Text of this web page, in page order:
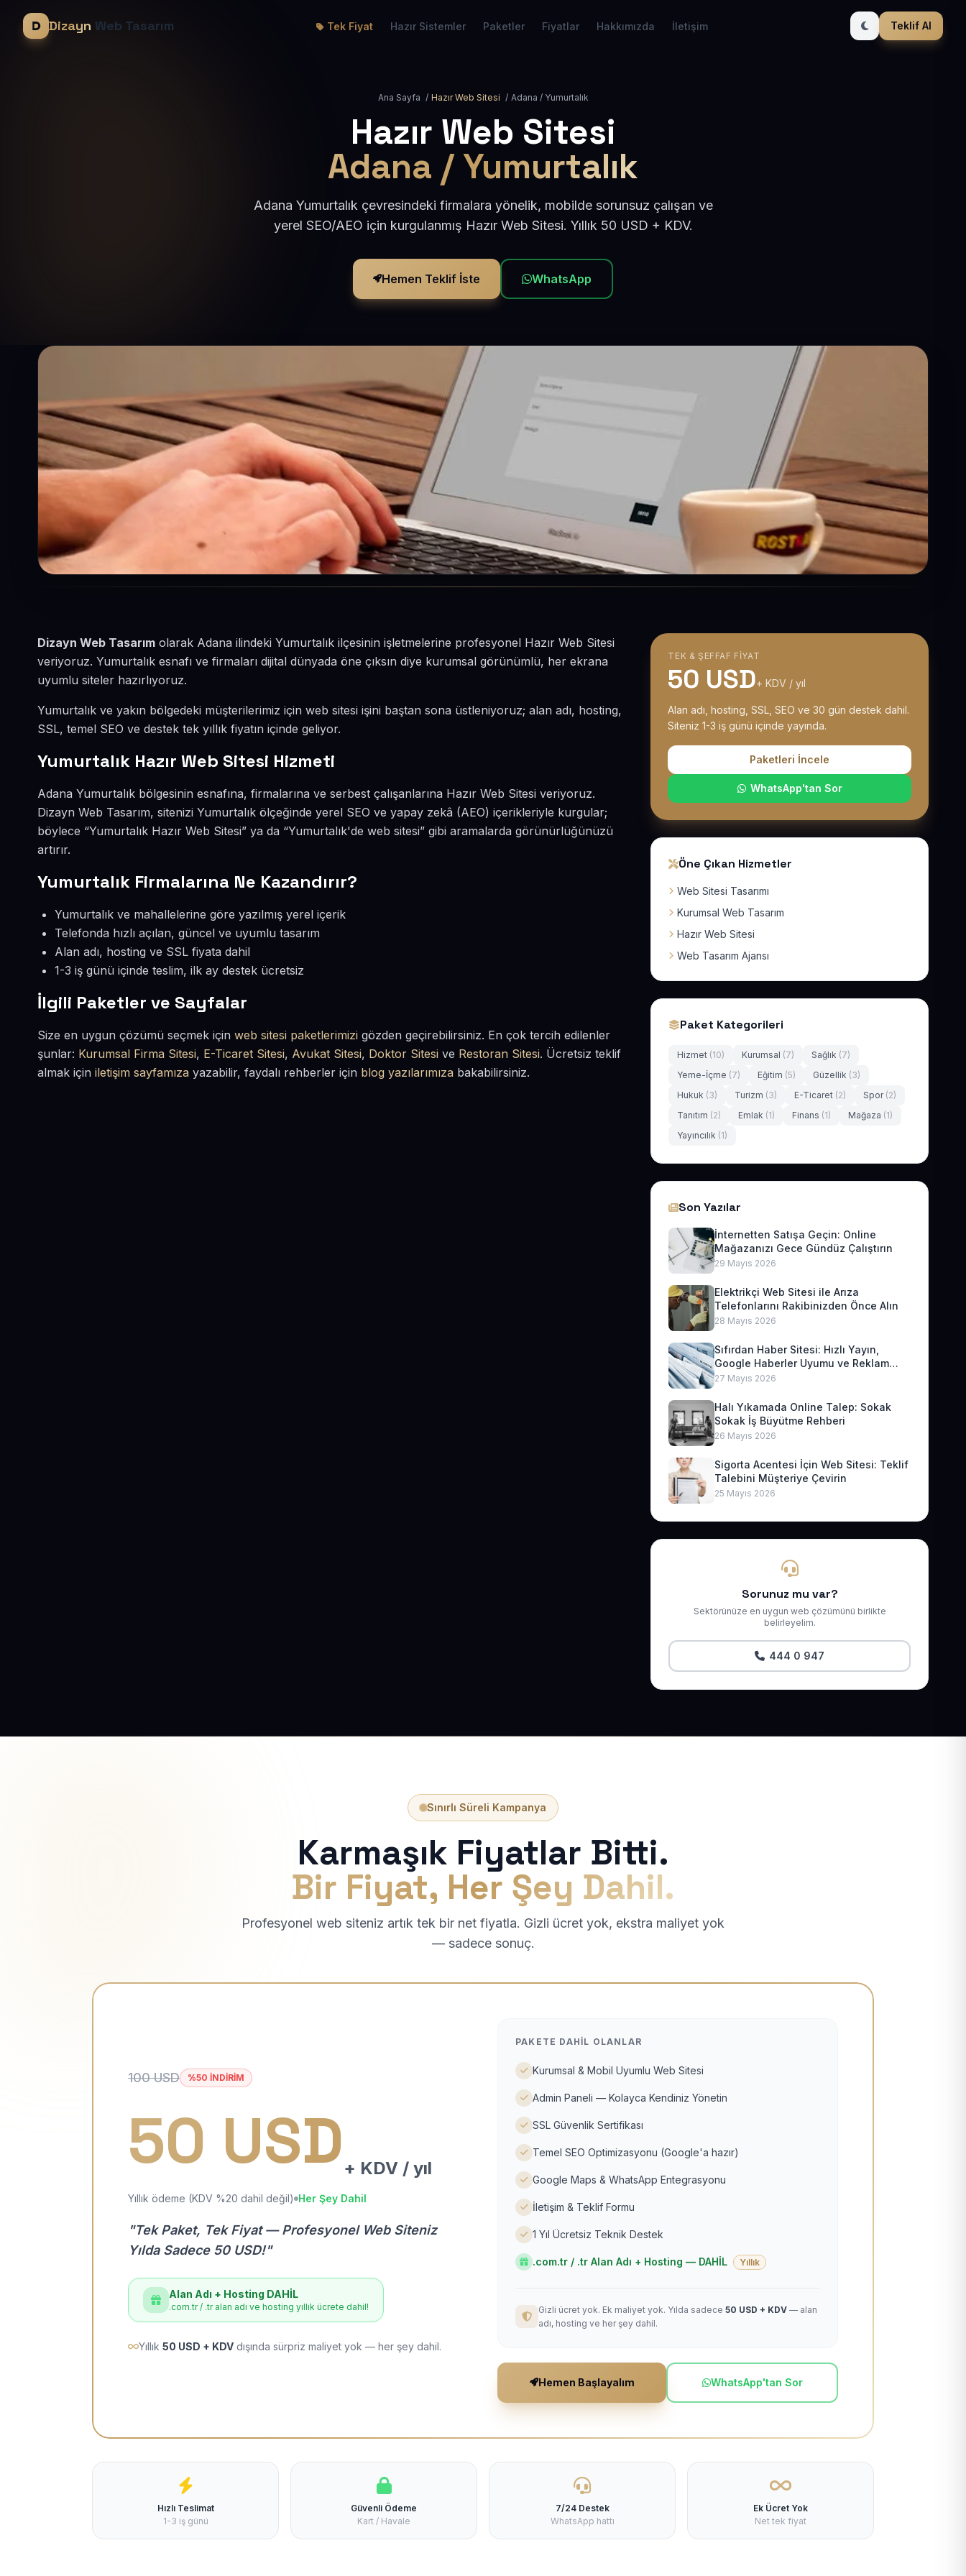
Dizayn Web Tasarım Tek Fiyat Hazır Sistemler Paketler Fiyatlar Hakkımızda İletişim Teklif Al
Ana Sayfa / Hazır Web Sitesi / Adana / Yumurtalık
Hazır Web Sitesi
Adana / Yumurtalık
Adana Yumurtalık çevresindeki firmalara yönelik, mobilde sorunsuz çalışan ve
yerel SEO/AEO için kurgulanmış Hazır Web Sitesi. Yıllık 50 USD + KDV.
Hemen Teklif İste WhatsApp
Dizayn Web Tasarım olarak Adana ilindeki Yumurtalık ilçesinin işletmelerine profesyonel Hazır Web Sitesi
veriyoruz. Yumurtalık esnafı ve firmaları dijital dünyada öne çıksın diye kurumsal görünümlü, her ekrana
uyumlu siteler hazırlıyoruz.
Yumurtalık ve yakın bölgedeki müşterilerimiz için web sitesi işini baştan sona üstleniyoruz; alan adı, hosting,
SSL, temel SEO ve destek tek yıllık fiyatın içinde geliyor.
Yumurtalık Hazır Web Sitesi Hizmeti
Adana Yumurtalık bölgesinin esnafına, firmalarına ve serbest çalışanlarına Hazır Web Sitesi veriyoruz.
Dizayn Web Tasarım, sitenizi Yumurtalık ölçeğinde yerel SEO ve yapay zekâ (AEO) içerikleriyle kurgular;
böylece “Yumurtalık Hazır Web Sitesi” ya da “Yumurtalık'de web sitesi” gibi aramalarda görünürlüğünüzü
artırır.
Yumurtalık Firmalarına Ne Kazandırır?
Yumurtalık ve mahallelerine göre yazılmış yerel içerik
Telefonda hızlı açılan, güncel ve uyumlu tasarım
Alan adı, hosting ve SSL fiyata dahil
1-3 iş günü içinde teslim, ilk ay destek ücretsiz
İlgili Paketler ve Sayfalar
Size en uygun çözümü seçmek için web sitesi paketlerimizi gözden geçirebilirsiniz. En çok tercih edilenler
şunlar: Kurumsal Firma Sitesi, E-Ticaret Sitesi, Avukat Sitesi, Doktor Sitesi ve Restoran Sitesi. Ücretsiz teklif
almak için iletişim sayfamıza yazabilir, faydalı rehberler için blog yazılarımıza bakabilirsiniz.
TEK & ŞEFFAF FIYAT
50 USD+ KDV / yıl
Alan adı, hosting, SSL, SEO ve 30 gün destek dahil.
Siteniz 1-3 iş günü içinde yayında.
Paketleri İncele
WhatsApp'tan Sor
Öne Çıkan Hizmetler
Web Sitesi Tasarımı
Kurumsal Web Tasarım
Hazır Web Sitesi
Web Tasarım Ajansı
Paket Kategorileri
Hizmet (10) Kurumsal (7) Sağlık (7)
Yeme-İçme (7) Eğitim (5) Güzellik (3)
Hukuk (3) Turizm (3) E-Ticaret (2) Spor (2)
Tanıtım (2) Emlak (1) Finans (1) Mağaza (1)
Yayıncılık (1)
Son Yazılar
İnternetten Satışa Geçin: Online
Mağazanızı Gece Gündüz Çalıştırın
29 Mayıs 2026
Elektrikçi Web Sitesi ile Arıza
Telefonlarını Rakibinizden Önce Alın
28 Mayıs 2026
Sıfırdan Haber Sitesi: Hızlı Yayın,
Google Haberler Uyumu ve Reklam
Geliri
27 Mayıs 2026
Halı Yıkamada Online Talep: Sokak
Sokak İş Büyütme Rehberi
26 Mayıs 2026
Sigorta Acentesi İçin Web Sitesi: Teklif
Talebini Müşteriye Çevirin
25 Mayıs 2026
Sorunuz mu var?
Sektörünüze en uygun web çözümünü birlikte
belirleyelim.
444 0 947
Sınırlı Süreli Kampanya
Karmaşık Fiyatlar Bitti.
Bir Fiyat, Her Şey Dahil.
Profesyonel web siteniz artık tek bir net fiyatla. Gizli ücret yok, ekstra maliyet yok
— sadece sonuç.
100 USD %50 İNDİRİM
50 USD + KDV / yıl
Yıllık ödeme (KDV %20 dahil değil) Her Şey Dahil
"Tek Paket, Tek Fiyat — Profesyonel Web Siteniz
Yılda Sadece 50 USD!"
Alan Adı + Hosting DAHİL
.com.tr / .tr alan adı ve hosting yıllık ücrete dahil!
Yıllık 50 USD + KDV dışında sürpriz maliyet yok — her şey dahil.
PAKETE DAHIL OLANLAR
Kurumsal & Mobil Uyumlu Web Sitesi
Admin Paneli — Kolayca Kendiniz Yönetin
SSL Güvenlik Sertifikası
Temel SEO Optimizasyonu (Google'a hazır)
Google Maps & WhatsApp Entegrasyonu
İletişim & Teklif Formu
1 Yıl Ücretsiz Teknik Destek
.com.tr / .tr Alan Adı + Hosting — DAHİL Yıllık
Gizli ücret yok. Ek maliyet yok. Yılda sadece 50 USD + KDV — alan
adı, hosting ve her şey dahil.
Hemen Başlayalım WhatsApp'tan Sor
Hızlı Teslimat
1-3 iş günü
Güvenli Ödeme
Kart / Havale
7/24 Destek
WhatsApp hattı
Ek Ücret Yok
Net tek fiyat